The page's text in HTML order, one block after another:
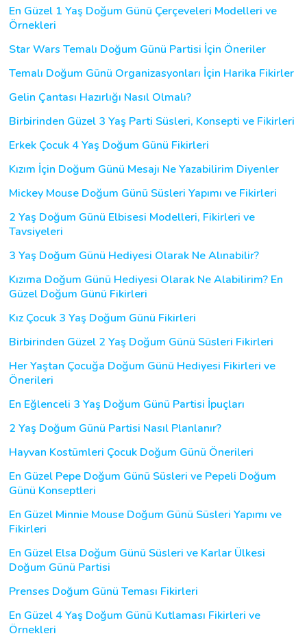
En Güzel 1 Yaş Doğum Günü Çerçeveleri Modelleri ve
Örnekleri
Star Wars Temalı Doğum Günü Partisi İçin Öneriler
Temalı Doğum Günü Organizasyonları İçin Harika Fikirler
Gelin Çantası Hazırlığı Nasıl Olmalı?
Birbirinden Güzel 3 Yaş Parti Süsleri, Konsepti ve Fikirleri
Erkek Çocuk 4 Yaş Doğum Günü Fikirleri
Kızım İçin Doğum Günü Mesajı Ne Yazabilirim Diyenler
Mickey Mouse Doğum Günü Süsleri Yapımı ve Fikirleri
2 Yaş Doğum Günü Elbisesi Modelleri, Fikirleri ve
Tavsiyeleri
3 Yaş Doğum Günü Hediyesi Olarak Ne Alınabilir?
Kızıma Doğum Günü Hediyesi Olarak Ne Alabilirim? En
Güzel Doğum Günü Fikirleri
Kız Çocuk 3 Yaş Doğum Günü Fikirleri
Birbirinden Güzel 2 Yaş Doğum Günü Süsleri Fikirleri
Her Yaştan Çocuğa Doğum Günü Hediyesi Fikirleri ve
Önerileri
En Eğlenceli 3 Yaş Doğum Günü Partisi İpuçları
2 Yaş Doğum Günü Partisi Nasıl Planlanır?
Hayvan Kostümleri Çocuk Doğum Günü Önerileri
En Güzel Pepe Doğum Günü Süsleri ve Pepeli Doğum
Günü Konseptleri
En Güzel Minnie Mouse Doğum Günü Süsleri Yapımı ve
Fikirleri
En Güzel Elsa Doğum Günü Süsleri ve Karlar Ülkesi
Doğum Günü Partisi
Prenses Doğum Günü Teması Fikirleri
En Güzel 4 Yaş Doğum Günü Kutlaması Fikirleri ve
Örnekleri